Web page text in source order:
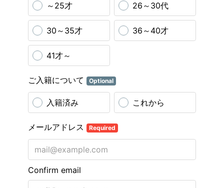
～25才 26～30代
30～35才 36～40才
41才～
ご入籍について Optional
入籍済み これから
メールアドレス Required
Confirm email